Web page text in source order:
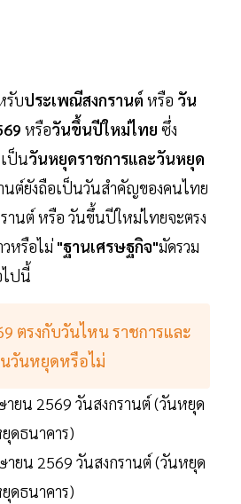
รับประเพณีสงกรานต์ หรือ วัน
หรือวันขึ้นปีใหม่ไทย ซึ่ง
ป็นวันหยุดราชการและวันหยุด
นต์ยังถือเป็นวันสำคัญของคนไทย
นต์ หรือ วันขึ้นปีใหม่ไทยจะตรง
หรือไม่ "ฐานเศรษฐกิจ"มัดรวม
ไปนี้
ตรงกับวันไหน ราชการและ
วันหยุดหรือไม่
ยน 2569 วันสงกรานต์ (วันหยุด
ดธนาคาร)
ายน 2569 วันสงกรานต์ (วันหยุด
ดธนาคาร)